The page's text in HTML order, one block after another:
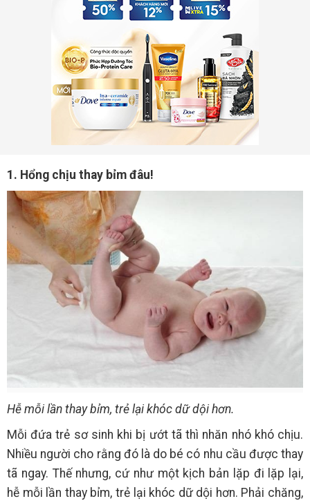
1. Hổng chịu thay bỉm đâu!
Hễ mỗi lần thay bỉm, trẻ lại khóc dữ dội hơn.
Mỗi đứa trẻ sơ sinh khi bị ướt tã thì nhăn nhó khó chịu.
Nhiều người cho rằng đó là do bé có nhu cầu được thay
tã ngay. Thế nhưng, cứ như một kịch bản lặp đi lặp lại,
hễ mỗi lần thay bỉm, trẻ lại khóc dữ dội hơn. Phải chăng,